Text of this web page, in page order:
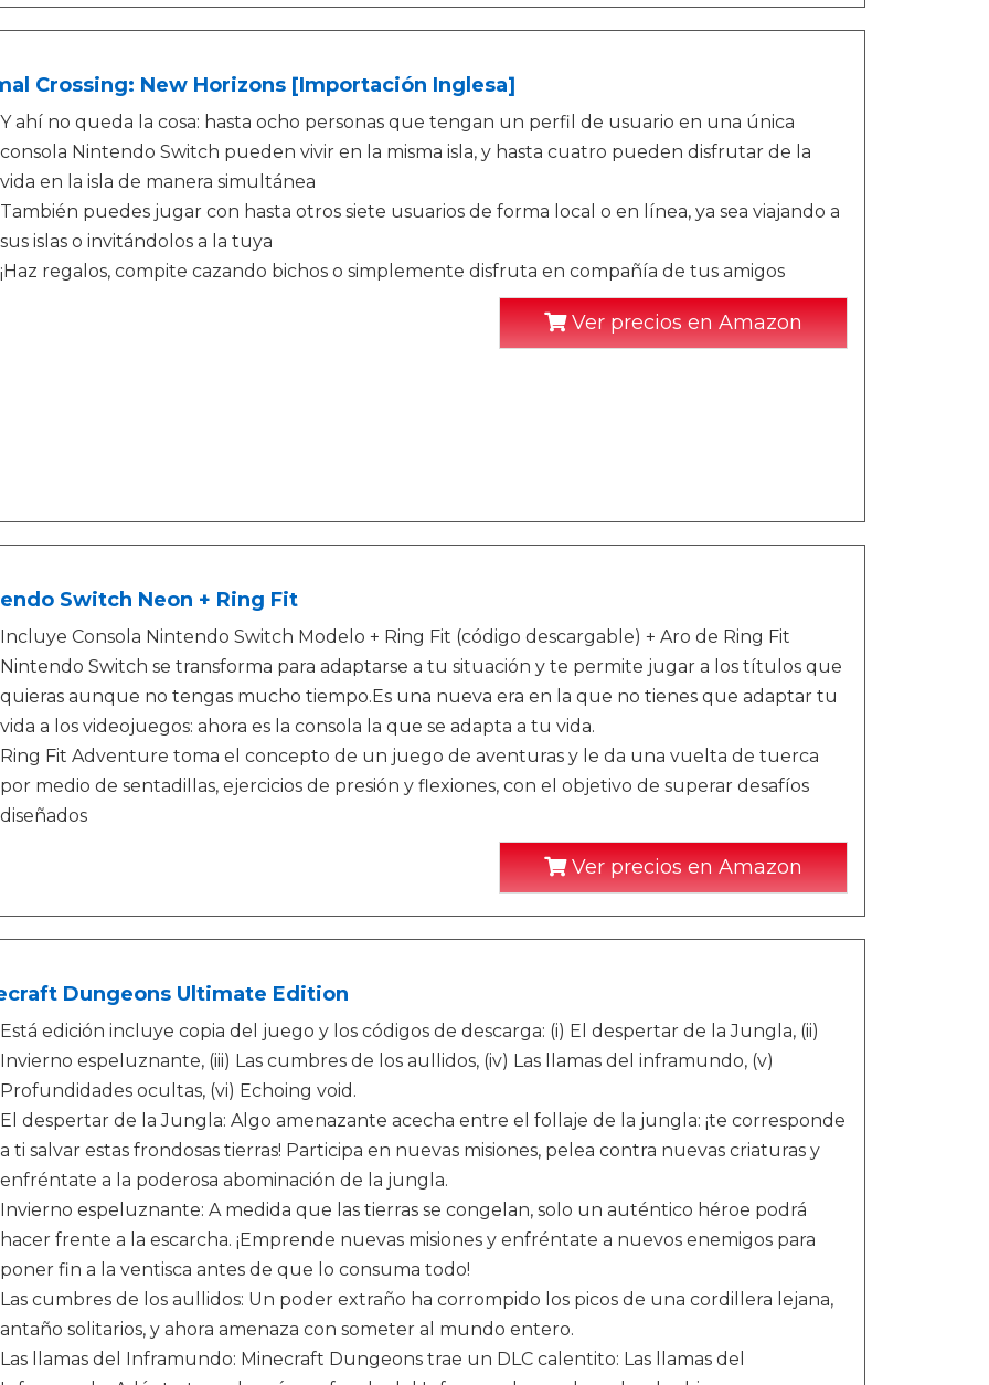
Crossing: New Horizons [Importación Inglesa]
Y ahí no queda la cosa: hasta ocho personas que tengan un perfil de usuario en una única
consola Nintendo Switch pueden vivir en la misma isla, y hasta cuatro pueden disfrutar de la
vida en la isla de manera simultánea
También puedes jugar con hasta otros siete usuarios de forma local o en línea, ya sea viajando a
sus islas o invitándolos a la tuya
¡Haz regalos, compite cazando bichos o simplemente disfruta en compañía de tus amigos
Ver precios en Amazon
Switch Neon + Ring Fit
Incluye Consola Nintendo Switch Modelo + Ring Fit (código descargable) + Aro de Ring Fit
Nintendo Switch se transforma para adaptarse a tu situación y te permite jugar a los títulos que
quieras aunque no tengas mucho tiempo.Es una nueva era en la que no tienes que adaptar tu
vida a los videojuegos: ahora es la consola la que se adapta a tu vida.
Ring Fit Adventure toma el concepto de un juego de aventuras y le da una vuelta de tuerca
por medio de sentadillas, ejercicios de presión y flexiones, con el objetivo de superar desafíos
diseñados
Ver precios en Amazon
Dungeons Ultimate Edition
Está edición incluye copia del juego y los códigos de descarga: (i) El despertar de la Jungla, (ii)
Invierno espeluznante, (iii) Las cumbres de los aullidos, (iv) Las llamas del inframundo, (v)
Profundidades ocultas, (vi) Echoing void.
El despertar de la Jungla: Algo amenazante acecha entre el follaje de la jungla: ¡te corresponde
a ti salvar estas frondosas tierras! Participa en nuevas misiones, pelea contra nuevas criaturas y
enfréntate a la poderosa abominación de la jungla.
Invierno espeluznante: A medida que las tierras se congelan, solo un auténtico héroe podrá
hacer frente a la escarcha. ¡Emprende nuevas misiones y enfréntate a nuevos enemigos para
poner fin a la ventisca antes de que lo consuma todo!
Las cumbres de los aullidos: Un poder extraño ha corrompido los picos de una cordillera lejana,
antaño solitarios, y ahora amenaza con someter al mundo entero.
Las llamas del Inframundo: Minecraft Dungeons trae un DLC calentito: Las llamas del